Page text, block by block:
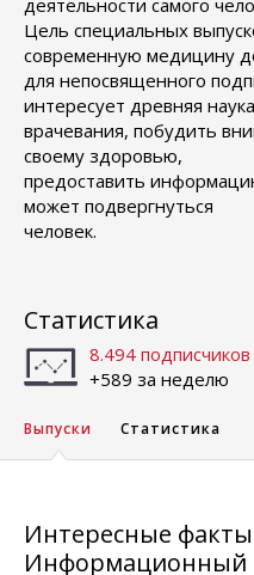
деятельности самого
Цель специальных
современную медицину
для непосвященного
интересует древняя наука
врачевания, побудить
своему здоровью,
предоставить
может подвергнуться
человек.
Статистика
8.494 подписчиков
+589 за неделю
Выпуски Статистика
Интересные
Информационный